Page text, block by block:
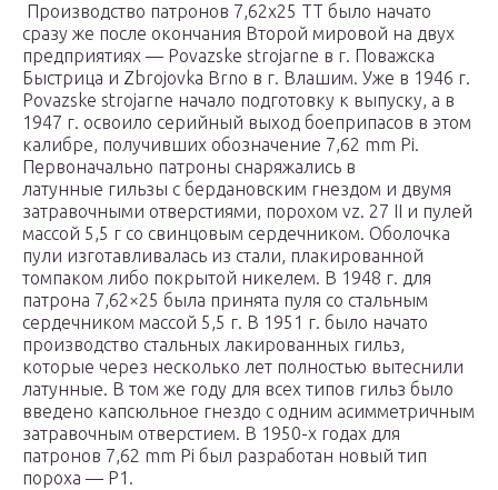
Производство патронов 7,62х25 ТТ было начато
сразу же после окончания Второй мировой на двух
предприятиях — Povazske strojarne в г. Поважска
Быстрица и Zbrojovka Brno в г. Влашим. Уже в 1946 г.
Povazske strojarne начало подготовку к выпуску, а в
1947 г. освоило серийный выход боеприпасов в этом
калибре, получивших обозначение 7,62 mm Pi.
Первоначально патроны снаряжались в
латунные гильзы с бердановским гнездом и двумя
затравочными отверстиями, порохом vz. 27 II и пулей
массой 5,5 г со свинцовым сердечником. Оболочка
пули изготавливалась из стали, плакированной
томпаком либо покрытой никелем. В 1948 г. для
патрона 7,62×25 была принята пуля со стальным
сердечником массой 5,5 г. В 1951 г. было начато
производство стальных лакированных гильз,
которые через несколько лет полностью вытеснили
латунные. В том же году для всех типов гильз было
введено капсюльное гнездо с одним асимметричным
затравочным отверстием. В 1950-х годах для
патронов 7,62 mm Pi был разработан новый тип
пороха — Р1.